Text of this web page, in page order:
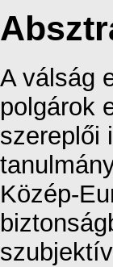
A válság
polgárok
szereplői
Közép-